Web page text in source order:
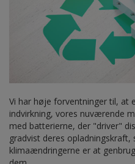
Vi har høje forventninger til, at
indvirkning, vores nuværende
med batterierne, der "driver"
gradvist deres opladningskraft,
klimaændringerne er at